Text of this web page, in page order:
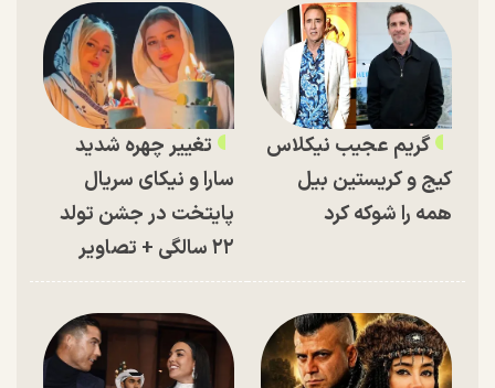
گریم عجیب نیکلاس
کیج و کریستین بیل
همه را شوکه کرد
تغییر چهره شدید
سارا و نیکای سریال
پایتخت در جشن تولد
۲۲ سالگی + تصاویر